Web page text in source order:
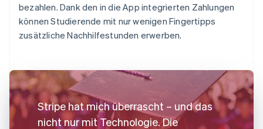
bezahlen. Dank den in die App integrierten Zahlungen
können Studierende mit nur wenigen Fingertipps
zusätzliche Nachhilfestunden erwerben.
Stripe hat mich überrascht – und das
nicht nur mit Technologie. Die